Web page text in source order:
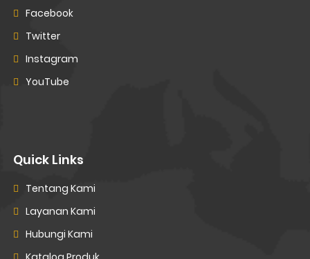
Facebook
Twitter
Instagram
YouTube
Quick Links
Tentang Kami
Layanan Kami
Hubungi Kami